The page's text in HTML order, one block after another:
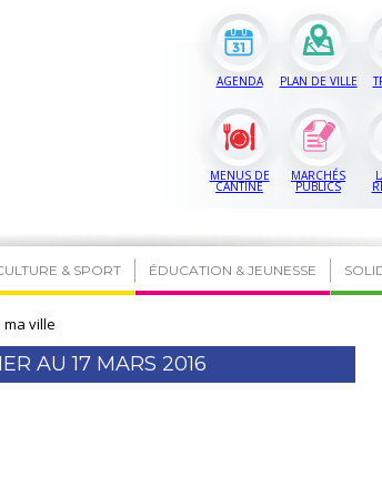
AGENDA PLAN DE VILLE
MENUS DE
CANTINE
MARCHÉS
PUBLICS
& SPORT ÉDUCATION & JEUNESSE
ma ville
AU 17 MARS 2016